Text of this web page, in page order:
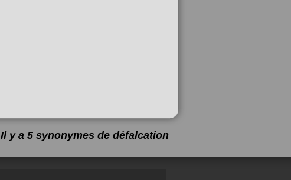
Il y a 5 synonymes de défalcation